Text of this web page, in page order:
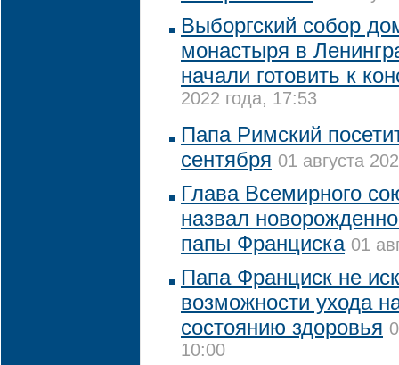
Выборгский собор
монастыря в
начали готовить к
2022 года, 17:53
Папа Римский
сентября 01 августа
Глава Всемирного
назвал
папы Франциска 01
Папа Франциск не
возможности ухода
состоянию здоровья
10:00